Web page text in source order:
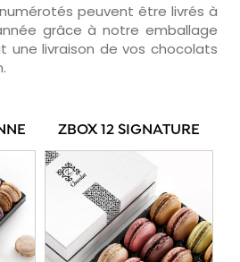
peuvent être livrés à
grâce à notre emballage
une livraison de vos chocolats
ZBOX 12 SIGNATURE